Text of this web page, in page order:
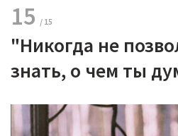
15
"Никогда не
знать, о чем ты